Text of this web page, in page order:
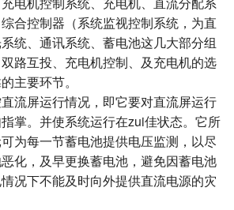
合控制器（系统监视控制系统，为直
统、通讯系统、蓄电池这几大部分组
路互投、充电机控制、及充电机的选
主要环节。
流屏运行情况，即它要对直流屏运行
掌。并使系统运行在zui佳状态。它所
为每一节蓄电池提供电压监测，以尽
化，及早更换蓄电池，避免因蓄电池
况下不能及时向外提供直流电源的灾